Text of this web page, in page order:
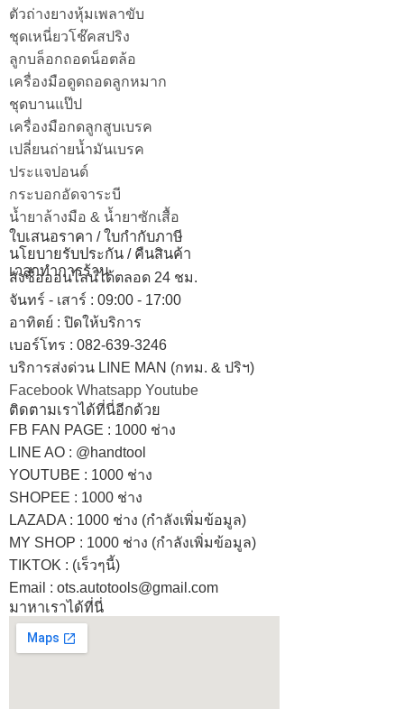
ตัวถ่างยางหุ้มเพลาขับ
ชุดเหนี่ยวโช๊คสปริง
ลูกบล็อกถอดน็อตล้อ
เครื่องมือดูดถอดลูกหมาก
ชุดบานแป๊ป
เครื่องมือกดลูกสูบเบรค
เปลี่ยนถ่ายน้ำมันเบรค
ประแจปอนด์
กระบอกอัดจาระบี
น้ำยาล้างมือ & น้ำยาซักเสื้อ
ใบเสนอราคา / ใบกำกับภาษี
นโยบายรับประกัน / คืนสินค้า
เวลาทำการร้าน
สั่งซื้อออนไลน์ได้ตลอด 24 ชม.
จันทร์ - เสาร์ : 09:00 - 17:00
อาทิตย์ : ปิดให้บริการ
เบอร์โทร : 082-639-3246
บริการส่งด่วน LINE MAN (กทม. & ปริฯ)
Facebook Whatsapp Youtube
ติดตามเราได้ที่นี่อีกด้วย
FB FAN PAGE : 1000 ช่าง
LINE AO : @handtool
YOUTUBE : 1000 ช่าง
SHOPEE : 1000 ช่าง
LAZADA : 1000 ช่าง (กำลังเพิ่มข้อมูล)
MY SHOP : 1000 ช่าง (กำลังเพิ่มข้อมูล)
TIKTOK : (เร็วๆนี้)
Email : ots.autotools@gmail.com
มาหาเราได้ที่นี่